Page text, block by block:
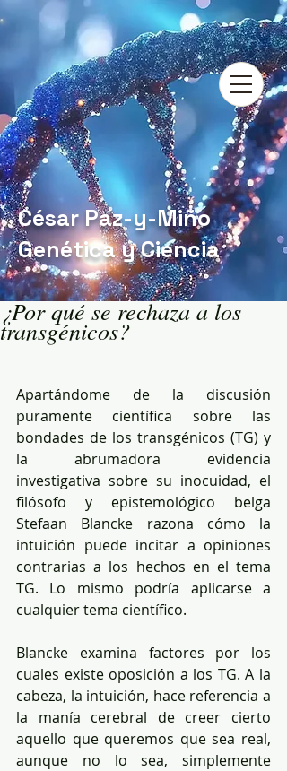
César Paz-y-Miño
Genética y Ciencia
¿Por qué se rechaza a los
transgénicos?
Apartándome de la discusión
puramente científica sobre las
bondades de los transgénicos (TG) y
la abrumadora evidencia
investigativa sobre su inocuidad, el
filósofo y epistemológico belga
Stefaan Blancke razona cómo la
intuición puede incitar a opiniones
contrarias a los hechos en el tema
TG. Lo mismo podría aplicarse a
cualquier tema científico.
Blancke examina factores por los
cuales existe oposición a los TG. A la
cabeza, la intuición, hace referencia a
la manía cerebral de creer cierto
aquello que queremos que sea real,
aunque no lo sea, simplemente